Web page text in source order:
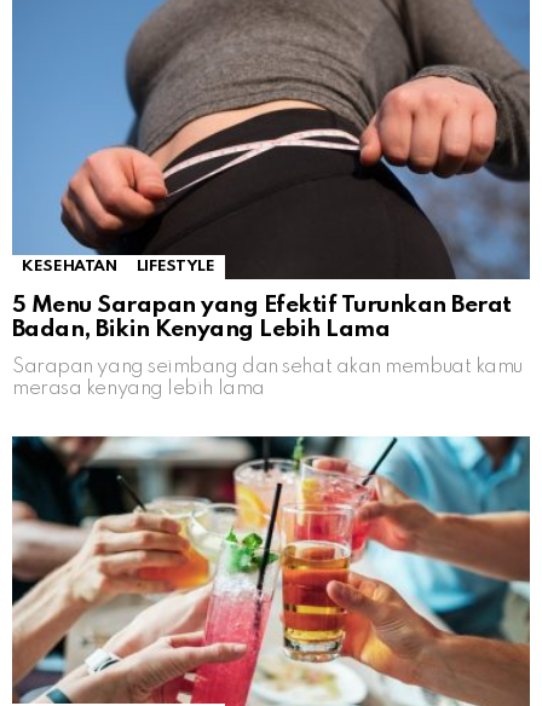
KESEHATAN LIFESTYLE
5 Menu Sarapan yang Efektif Turunkan Berat
Badan, Bikin Kenyang Lebih Lama
Sarapan yang seimbang dan sehat akan membuat kamu
merasa kenyang lebih lama